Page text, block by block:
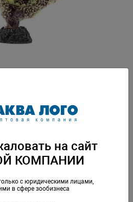
на сайт
КОМПАНИИ
с юридическими лицами,
в сфере зообизнеса